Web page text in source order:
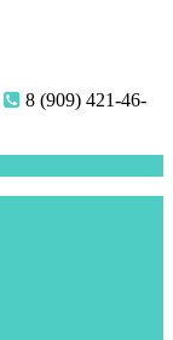
8 (909) 421-46-